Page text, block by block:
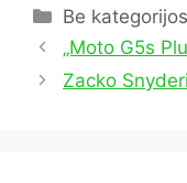
Kategorijos
Be kategorijos
„Moto G5s
Zacko